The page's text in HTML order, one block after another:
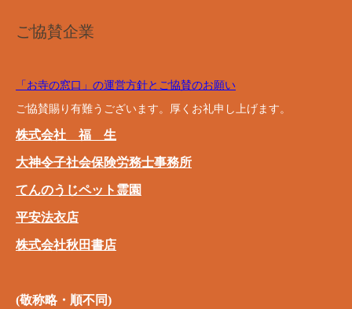
ご協賛企業
「お寺の窓口」の運営方針とご協賛のお願い
ご協賛賜り有難うございます。厚くお礼申し上げます。
株式会社 福 生
大神令子社会保険労務士事務所
てんのうじペット霊園
平安法衣店
株式会社秋田書店
(敬称略・順不同)